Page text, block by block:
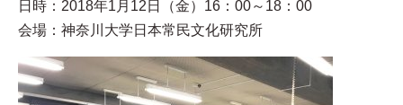
日時：2018年1月12日（金）16：00～18：00
会場：神奈川大学日本常民文化研究所